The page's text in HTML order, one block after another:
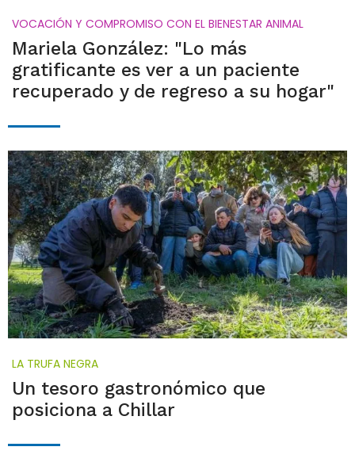
VOCACIÓN Y COMPROMISO CON EL BIENESTAR ANIMAL
Mariela González: "Lo más
gratificante es ver a un paciente
recuperado y de regreso a su hogar"
LA TRUFA NEGRA
Un tesoro gastronómico que
posiciona a Chillar